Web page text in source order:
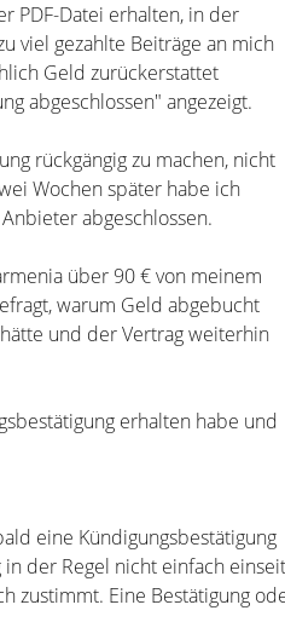
PDF-Datei erhalten, in der
viel gezahlte Beiträge an mich
Geld zurückerstattet
abgeschlossen" angezeigt.
rückgängig zu machen, nicht
Wochen später habe ich
abgeschlossen.
über 90 € von meinem
warum Geld abgebucht
und der Vertrag weiterhin
erhalten habe und
eine Kündigungsbestätigung
der Regel nicht einfach
zustimmt. Eine Bestätigung